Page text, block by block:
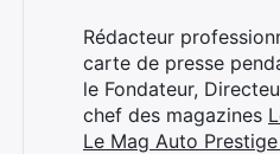
Rédacteur
carte de presse
le Fondateur,
chef des magazines
Le Mag Auto